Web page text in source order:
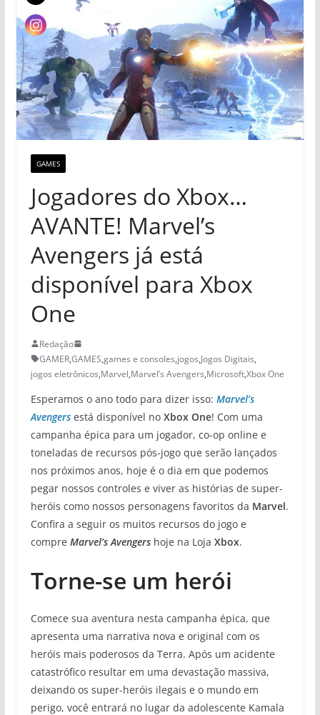
GAMES
Jogadores do Xbox…
AVANTE! Marvel’s
Avengers já está
disponível para Xbox
One
Redação
GAMER,GAMES,games e consoles,jogos,Jogos Digitais,
jogos eletrônicos,Marvel,Marvel’s Avengers,Microsoft,Xbox One
Esperamos o ano todo para dizer isso: Marvel’s
Avengersestá disponível no Xbox One! Com uma
campanha épica para um jogador, co-op online e
toneladas de recursos pós-jogo que serão lançados
nos próximos anos, hoje é o dia em que podemos
pegar nossos controles e viver as histórias de super-
heróis como nossos personagens favoritos da Marvel.
Confira a seguir os muitos recursos do jogo e
compre Marvel’s Avengers hoje na Loja Xbox.
Torne-se um herói
Comece sua aventura nesta campanha épica, que
apresenta uma narrativa nova e original com os
heróis mais poderosos da Terra. Após um acidente
catastrófico resultar em uma devastação massiva,
deixando os super-heróis ilegais e o mundo em
perigo, você entrará no lugar da adolescente Kamala